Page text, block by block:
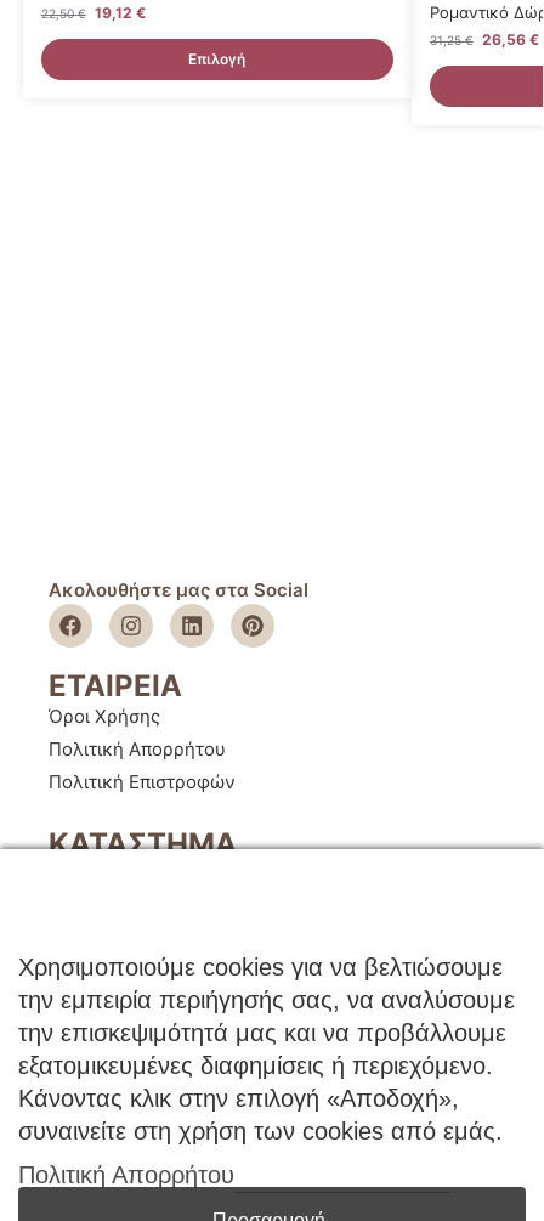
22,50€ 19,12 €
Επιλογή
Ρομαντικό
31,25€ 26,56 €
Ακολουθήστε μας στα Social
ΕΤΑΙΡΕΙΑ
Όροι Χρήσης
Πολιτική Απορρήτου
Πολιτική Επιστροφών
ΚΑΤΑΣΤΗΜΑ
Μέθοδοι Πληρωμής
Μέθοδοι Αποστολής
ΕΠΙΚΟΙΝΩΝΙΑ
Φόρμα Επικοινωνίας
Νέα Σάντα, Κιλκίς, 61100
Χρησιμοποιούμε cookies για να βελτιώσουμε
την εμπειρία περιήγησής σας, να αναλύσουμε
την επισκεψιμότητά μας και να προβάλλουμε
εξατομικευμένες διαφημίσεις ή περιεχόμενο.
Κάνοντας κλικ στην επιλογή «Αποδοχή»,
συναινείτε στη χρήση των cookies από εμάς.
Πολιτική Απορρήτου